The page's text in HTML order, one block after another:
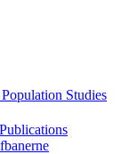
Studies